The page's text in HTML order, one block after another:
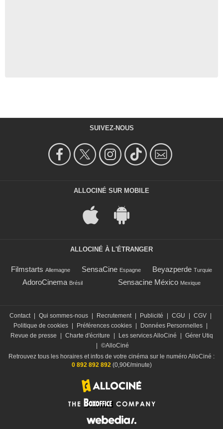
SUIVEZ-NOUS
ALLOCINÉ SUR MOBILE
ALLOCINÉ À L'ÉTRANGER
Filmstarts Allemagne SensaCine Espagne Beyazperde Turquie
AdoroCinema Brésil Sensacine México Mexique
Contact Qui sommes-nous Recrutement Publicité CGU CGV
Politique de cookies
Préférences cookies Données Personnelles
Revue de presse
Charte d'écriture Les services AlloCiné
Gérer Utiq
©AlloCiné
Retrouvez tous les horaires et infos de votre cinéma sur le numéro AlloCiné :
0 892 892 892(0,90€/minute)